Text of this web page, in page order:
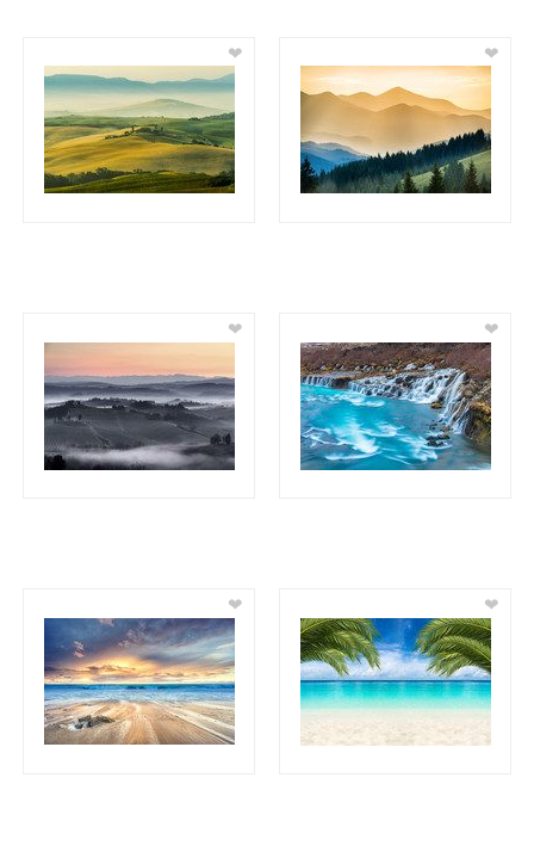
❤ ❤
❤ ❤
❤ ❤